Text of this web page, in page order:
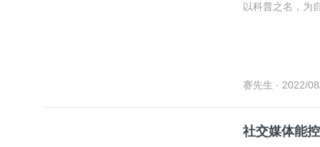
以科普之名，为
赛先生 · 2022/
社交媒体能